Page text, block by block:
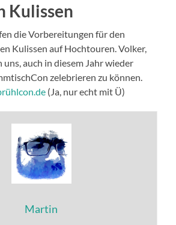
Kulissen
die Vorbereitungen für den
Kulissen auf Hochtouren. Volker,
uns, auch in diesem Jahr wieder
zelebrieren zu können.
(Ja, nur echt mit Ü)
Martin